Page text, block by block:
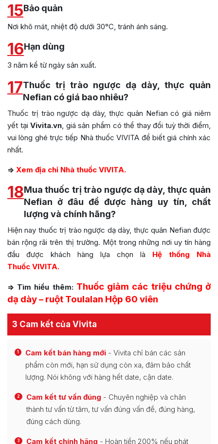
15Bảo quản
Nơi khô mát, nhiệt độ dưới 30°C, tránh ánh sáng.
16Hạn dùng
3 năm kể từ ngày sản xuất.
17Thuốc trị trào ngược dạ dày, thực quản
Nefian có giá bao nhiêu?
Thuốc trị trào ngược dạ dày, thực quản Nefian có giá niêm
yết tạiVivita.vn , giá sản phẩm có thể thay đổi tuỳ thời điểm,
vui lòng ghé trực tiếp Nhà thuốc VIVITA để biết giá chính xác
nhất.
=> Xem địa chỉ Nhà thuốc VIVITA.
18Mua thuốc trị trào ngược dạ dày, thực quản
Nefian ở đâu để được hàng uy tín, chất
lượng và chính hãng?
Hiện nay thuốc trị trào ngược dạ dày, thực quản Nefian được
bán rộng rãi trên thị trường. Một trong những nơi uy tín hàng
đầu được khách hàng lựa chọn là Hệ thống Nhà
Thuốc VIVITA.
=> Tìm hiểu thêm: Thuốc giảm các triệu chứng ở
dạ dày – ruột Toulalan Hộp 60 viên
3 Cam kết của Vivita
1 Cam kết bán hàng mới - Vivita chỉ bán các sản
phẩm còn mới, hạn sử dụng còn xa, đảm bảo chất
lượng. Nói không với hàng hết date, cận date.
2 Cam kết tư vấn đúng - Chuyên nghiệp và chân
thành tư vấn từ tâm, tư vấn đúng vấn đề, đúng hàng,
đúng cách dùng.
3 Cam kết chính hãng - Hoàn tiền 200% nếu phát